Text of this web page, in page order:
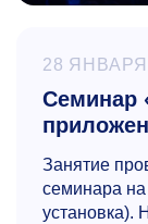
28 ЯНВАРЯ
Семинар
Занятие
семинара на
установка).